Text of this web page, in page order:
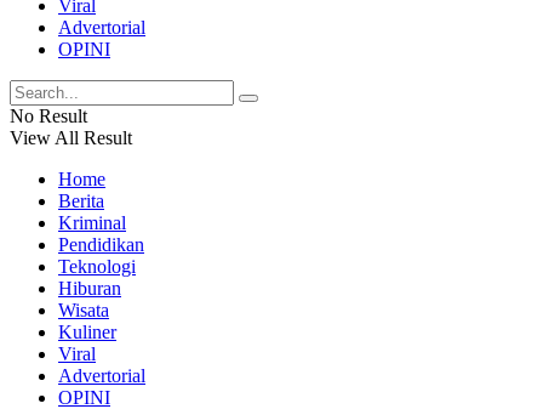
Viral
Advertorial
OPINI
No Result
View All Result
Home
Berita
Kriminal
Pendidikan
Teknologi
Hiburan
Wisata
Kuliner
Viral
Advertorial
OPINI